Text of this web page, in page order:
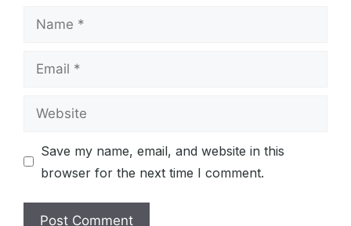
Name
Email
Website
Save my name, email, and website in this
browser for the next time I comment.